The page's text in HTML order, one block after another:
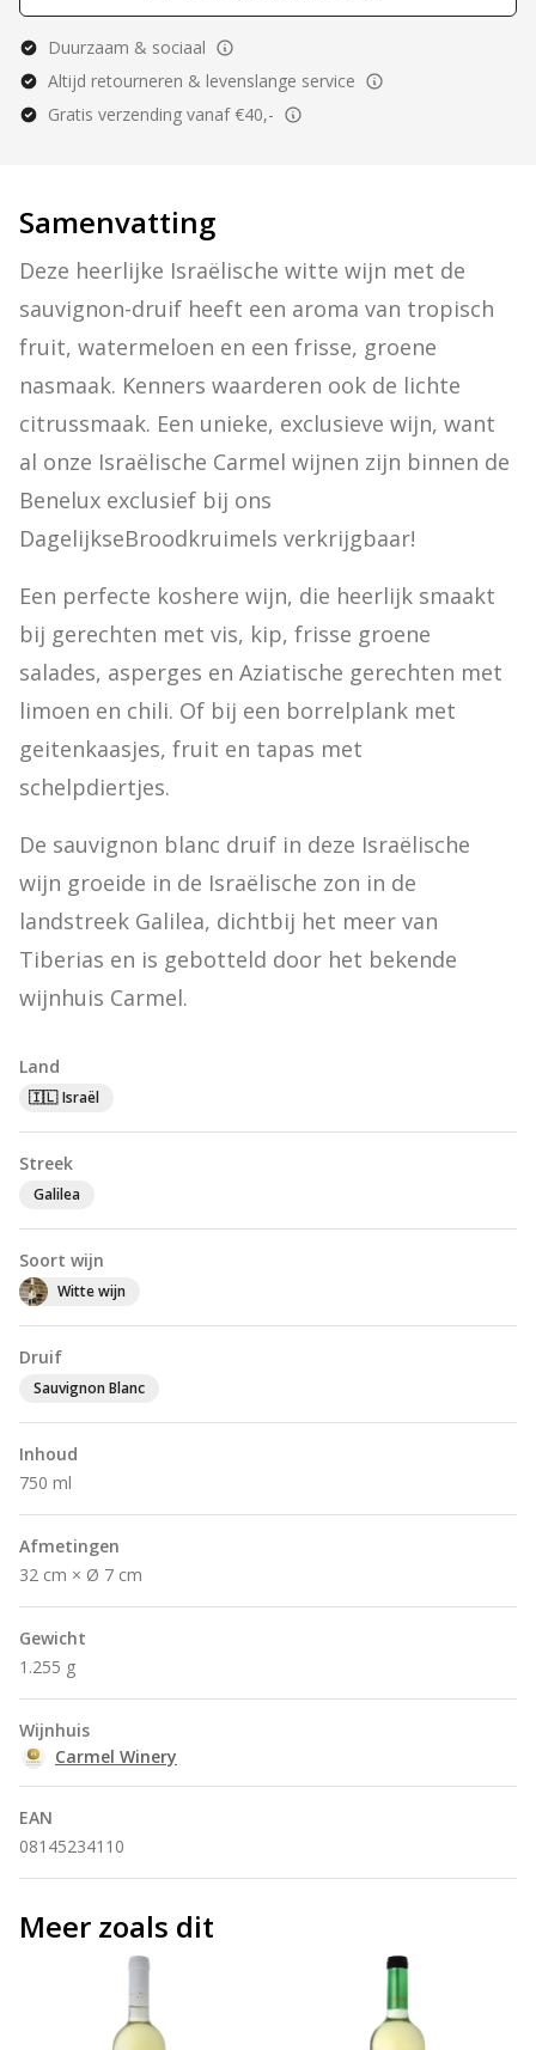
Duurzaam & sociaal
Altijd retourneren & levenslange service
Gratis verzending vanaf €40,-
Samenvatting
Deze heerlijke Israëlische witte wijn met de
sauvignon-druif heeft een aroma van tropisch
fruit, watermeloen en een frisse, groene
nasmaak. Kenners waarderen ook de lichte
citrussmaak. Een unieke, exclusieve wijn, want
al onze Israëlische Carmel wijnen zijn binnen de
Benelux exclusief bij ons
DagelijkseBroodkruimels verkrijgbaar!
Een perfecte koshere wijn, die heerlijk smaakt
bij gerechten met vis, kip, frisse groene
salades, asperges en Aziatische gerechten met
limoen en chili. Of bij een borrelplank met
geitenkaasjes, fruit en tapas met
schelpdiertjes.
De sauvignon blanc druif in deze Israëlische
wijn groeide in de Israëlische zon in de
landstreek Galilea, dichtbij het meer van
Tiberias en is gebotteld door het bekende
wijnhuis Carmel.
Land
🇮🇱 Israël
Streek
Galilea
Soort wijn
Witte wijn
Druif
Sauvignon Blanc
Inhoud
750 ml
Afmetingen
32 cm × Ø 7 cm
Gewicht
1.255 g
Wijnhuis
Carmel Winery
EAN
08145234110
Meer zoals dit